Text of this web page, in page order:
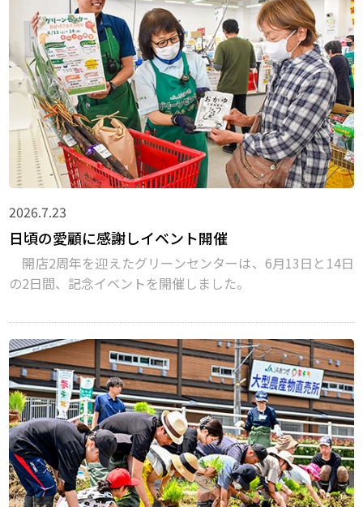
2026.7.23
日頃の愛顧に感謝しイベント開催
開店2周年を迎えたグリーンセンターは、6月13日と14日
の2日間、記念イベントを開催しました。